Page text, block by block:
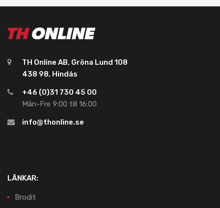
TH Online AB, Gröna Lund 108
438 98, Hindås
+46 (0)31 730 45 00
Mån-Fre 9:00 till 16:00
info@thonline.se
LÄNKAR:
Brodit